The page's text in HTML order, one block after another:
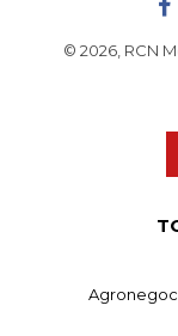
© 2026, RCN